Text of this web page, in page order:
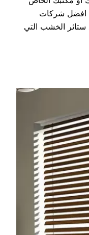
افضل شركات
ستائر الخشب التي